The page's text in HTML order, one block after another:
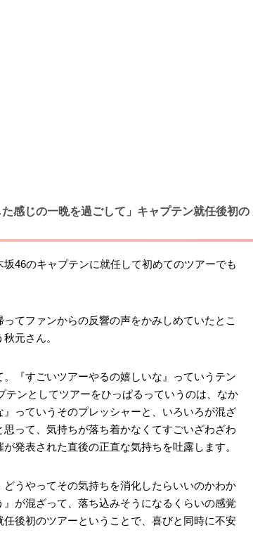
感じの一晩を過ごして」キャプテン就任後初の
46のキャプテンに就任して初めてのツアーでも
てファンからの反響の声をかみしめていたとこ
元さん。
『すごいツアーやるの嬉しいな』っていうテン
テンとしてツアーをひっぱるっていうのは、なか
っていうそのプレッシャーと、いろいろが混ざ
って、気持ちが落ち着かなくてすごいざわざわ
発表された直後の正直な気持ちを吐露します。
うやってその気持ちを消化したらいいのかわか
が混ざって、落ち込みそうになるくらいの感覚
後初のツアーということで、喜びと同時に不安